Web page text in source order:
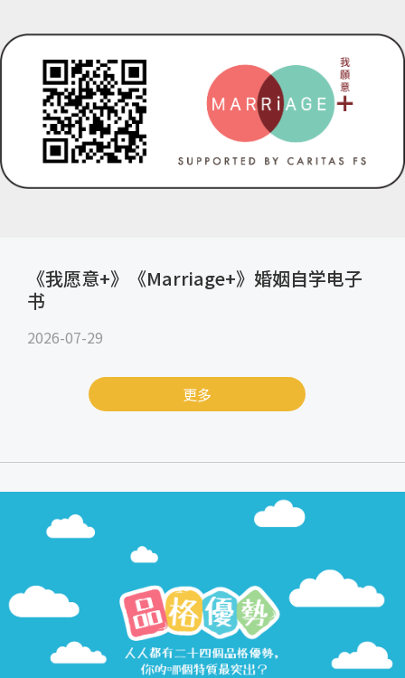
《我愿意+》《Marriage+》婚姻自学电子
书
2026-07-29
更多